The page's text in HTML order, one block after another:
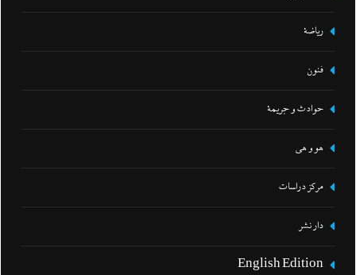
رياضة
فنون
حوادث و جريمة
هو و هي
مركز دراسات
دار نشر
English Edition